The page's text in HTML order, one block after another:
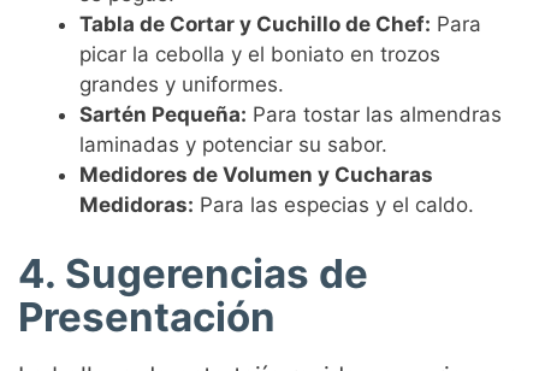
Tabla de Cortar y Cuchillo de Chef: Para
picar la cebolla y el boniato en trozos
grandes y uniformes.
Sartén Pequeña: Para tostar las almendras
laminadas y potenciar su sabor.
Medidores de Volumen y Cucharas
Medidoras: Para las especias y el caldo.
4. Sugerencias de
Presentación